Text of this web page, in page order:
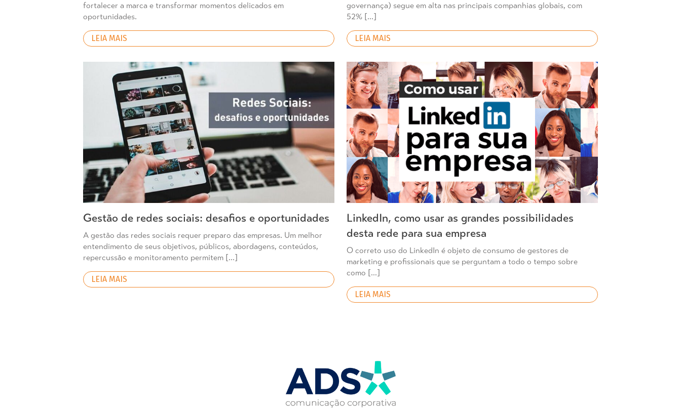
fortalecer a marca e transformar momentos delicados em
oportunidades.
LEIA MAIS
governança) segue em alta nas principais companhias globais, com
52% […]
LEIA MAIS
Gestão de redes sociais: desafios e oportunidades
A gestão das redes sociais requer preparo das empresas. Um melhor
entendimento de seus objetivos, públicos, abordagens, conteúdos,
repercussão e monitoramento permitem […]
LEIA MAIS
LinkedIn, como usar as grandes possibilidades
desta rede para sua empresa
O correto uso do LinkedIn é objeto de consumo de gestores de
marketing e profissionais que se perguntam a todo o tempo sobre
como […]
LEIA MAIS